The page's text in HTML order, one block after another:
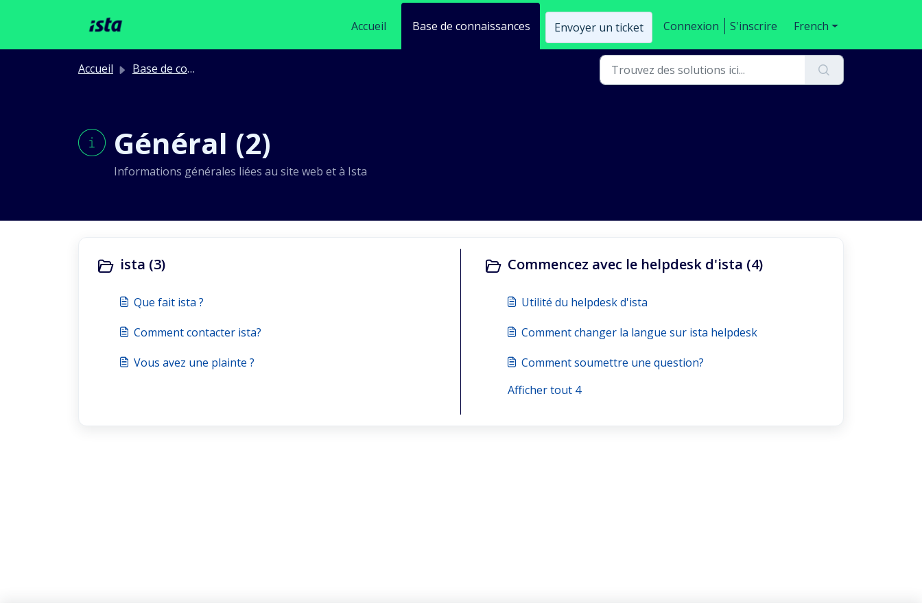
Accueil
Base de connaissances Envoyer un ticket Connexion S'inscrire French
Accueil Base de connaissances
Général (2)
Informations générales liées au site web et à Ista
ista (3)
Que fait ista ?
Comment contacter ista?
Vous avez une plainte ?
Commencez avec le helpdesk d'ista (4)
Utilité du helpdesk d'ista
Comment changer la langue sur ista helpdesk
Comment soumettre une question?
Afficher tout 4